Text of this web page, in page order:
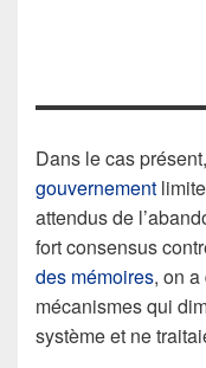
Dans le cas
gouvernement
attendus de
fort consensus
des mémoires, on
mécanismes qui
système et ne